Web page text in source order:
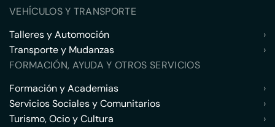
VEHÍCULOS Y TRANSPORTE
Talleres y Automoción
›
Transporte y Mudanzas
›
FORMACIÓN, AYUDA Y OTROS SERVICIOS
Formación y Academias
›
Servicios Sociales y Comunitarios
›
Turismo, Ocio y Cultura
›